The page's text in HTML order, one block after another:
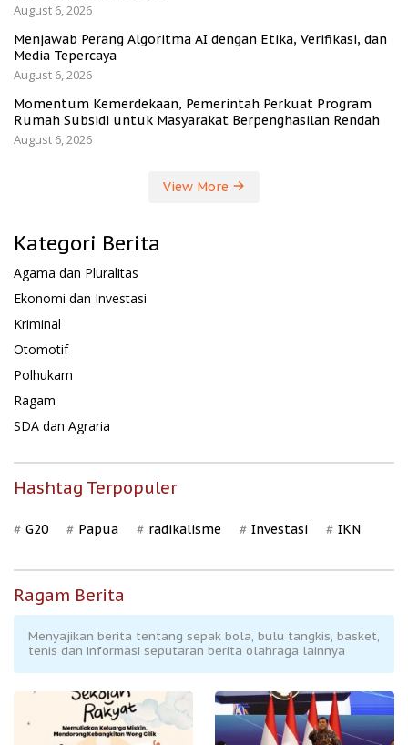
August 6, 2026
Menjawab Perang Algoritma AI dengan Etika, Verifikasi, dan
Media Tepercaya
August 6, 2026
Momentum Kemerdekaan, Pemerintah Perkuat Program
Rumah Subsidi untuk Masyarakat Berpenghasilan Rendah
August 6, 2026
View More
Kategori Berita
Agama dan Pluralitas
Ekonomi dan Investasi
Kriminal
Otomotif
Polhukam
Ragam
SDA dan Agraria
Hashtag Terpopuler
G20 Papua radikalisme Investasi IKN
Ragam Berita
Menyajikan berita tentang sepak bola, bulu tangkis, basket,
tenis dan informasi seputaran berita olahraga lainnya